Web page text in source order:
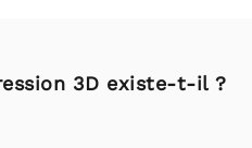
3D existe-t-il ?